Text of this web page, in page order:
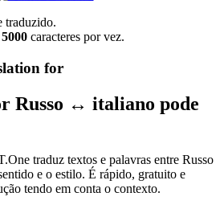
traduzido.
5000 caracteres por vez.
for
Russo ↔ italiano pode
traduz textos e palavras entre Russo
e o estilo. É rápido, gratuito e
tendo em conta o contexto.